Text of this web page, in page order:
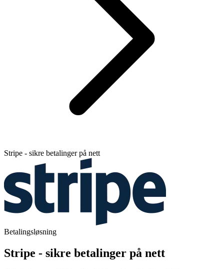
Stripe - sikre betalinger på nett
Betalingsløsning
Stripe - sikre betalinger på nett